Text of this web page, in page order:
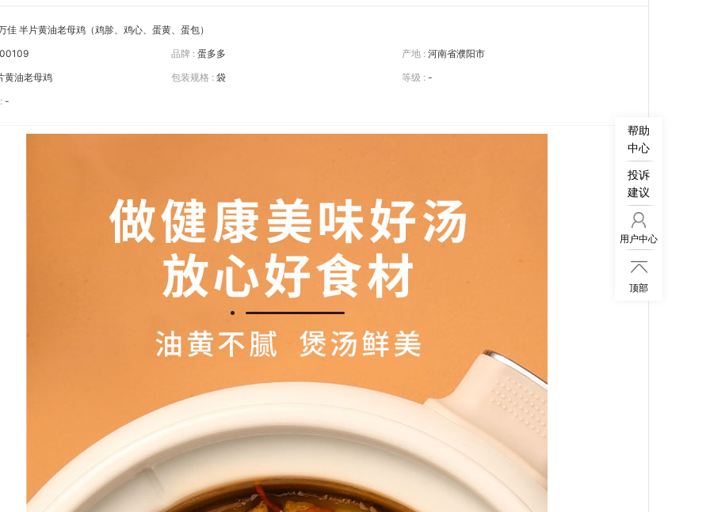
佳 半片黄油老母鸡（鸡胗、鸡心、蛋黄、蛋包）
品牌 : 蛋多多 产地 : 河南省濮阳市
黄油老母鸡
包装规格 : 袋 等级 : -
-
帮助
中心
投诉
建议
用户中心

顶部